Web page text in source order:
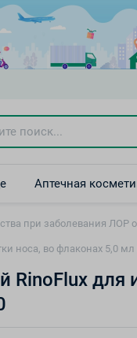
Аптечная
при заболевания ЛОР
носа, во флаконах 5,0
RinoFlux для